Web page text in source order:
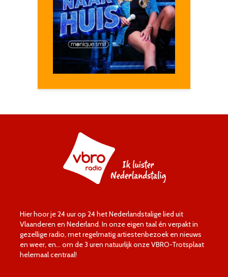
Hier hoor je 24 uur op 24 het Nederlandstalige lied uit
Vlaanderen en Nederland. In onze eigen taal én verpakt in
gezellige radio, met regelmatig artiestenbezoek en nieuws
en weer, en… om de 3 uren natuurlijk onze VBRO-Trotsplaat
helemaal centraal!